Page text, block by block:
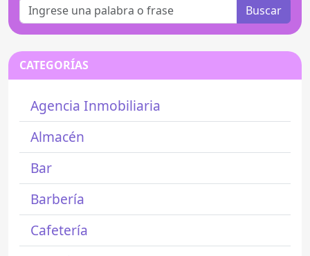
Buscar
CATEGORÍAS
Agencia Inmobiliaria
Almacén
Bar
Barbería
Cafetería